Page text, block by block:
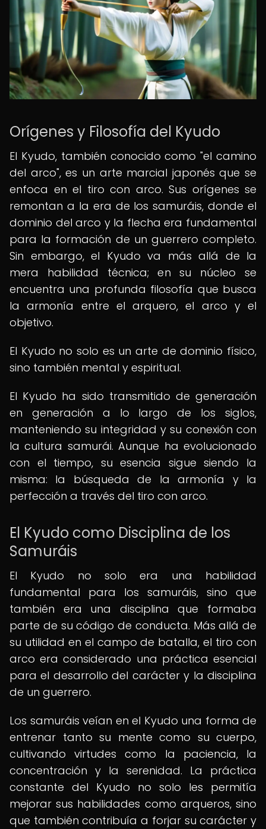
Orígenes y Filosofía del Kyudo
El Kyudo, también conocido como "el camino
del arco", es un arte marcial japonés que se
enfoca en el tiro con arco. Sus orígenes se
remontan a la era de los samuráis, donde el
dominio del arco y la flecha era fundamental
para la formación de un guerrero completo.
Sin embargo, el Kyudo va más allá de la
mera habilidad técnica; en su núcleo se
encuentra una profunda filosofía que busca
la armonía entre el arquero, el arco y el
objetivo.
El Kyudo no solo es un arte de dominio físico,
sino también mental y espiritual.
El Kyudo ha sido transmitido de generación
en generación a lo largo de los siglos,
manteniendo su integridad y su conexión con
la cultura samurái. Aunque ha evolucionado
con el tiempo, su esencia sigue siendo la
misma: la búsqueda de la armonía y la
perfección a través del tiro con arco.
El Kyudo como Disciplina de los
Samuráis
El Kyudo no solo era una habilidad
fundamental para los samuráis, sino que
también era una disciplina que formaba
parte de su código de conducta. Más allá de
su utilidad en el campo de batalla, el tiro con
arco era considerado una práctica esencial
para el desarrollo del carácter y la disciplina
de un guerrero.
Los samuráis veían en el Kyudo una forma de
entrenar tanto su mente como su cuerpo,
cultivando virtudes como la paciencia, la
concentración y la serenidad. La práctica
constante del Kyudo no solo les permitía
mejorar sus habilidades como arqueros, sino
que también contribuía a forjar su carácter y